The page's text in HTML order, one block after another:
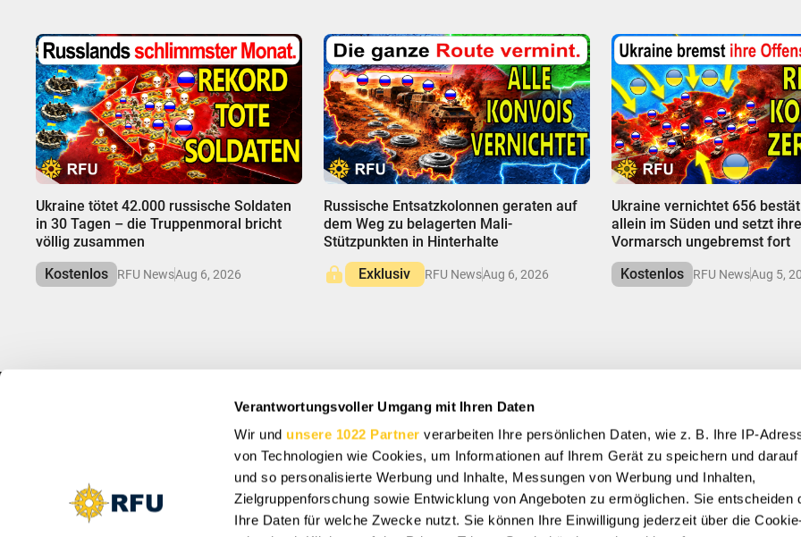
Verantwortungsvoller Umgang mit Ihren Daten
Wir und unsere 1022 Partner verarbeiten Ihre persönlichen Daten, wie z. B. Ihre IP-
von Technologien wie Cookies, um Informationen auf Ihrem Gerät zu speichern und
und so personalisierte Werbung und Inhalte, Messungen von Werbung und Inhalten,
Zielgruppenforschung sowie Entwicklung von Angeboten zu ermöglichen. Sie entscheiden
Ihre Daten für welche Zwecke nutzt. Sie können Ihre Einwilligung jederzeit über die
Ukraine tötet 42.000 russische Soldaten
in 30 Tagen – die Truppenmoral bricht
völlig zusammen
Kostenlos
RFU NewsAug 6, 2026
Russische Entsatzkolonnen geraten auf
dem Weg zu belagerten Mali-
Stützpunkten in Hinterhalte
Exklusiv
RFU NewsAug 6, 2026
Ukraine vernichtet 656
allein im Süden und setzt
Vormarsch ungebremst fort
Kostenlos
RFU NewsAug 5,
Vacancy: Reporter
Vacancy: Localization Specialist
Abonnieren Sie, um Sonderangebote, kostenlose Geschenke und einmalige
Angebote zu erhalten.